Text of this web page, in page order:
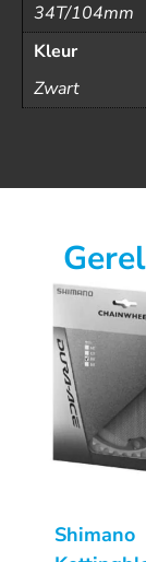
34T/104mm
Kleur
Zwart
Shimano